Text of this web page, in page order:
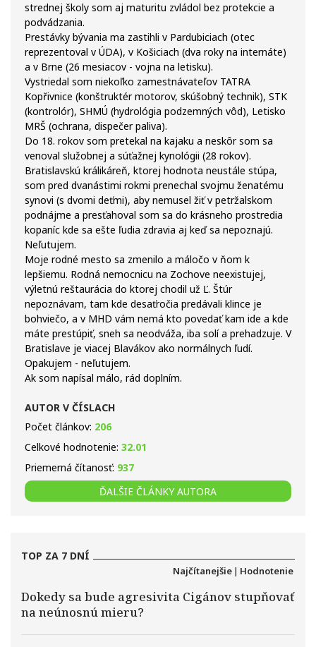
strednej školy som aj maturitu zvládol bez protekcie a
podvádzania.
Prestávky bývania ma zastihli v Pardubiciach (otec
reprezentoval v ÚDA), v Košiciach (dva roky na internáte)
a v Brne (26 mesiacov - vojna na letisku).
Vystriedal som niekoľko zamestnávateľov TATRA
Kopřivnice (konštruktér motorov, skúšobný technik), STK
(kontrolór), SHMÚ (hydrológia podzemných vôd), Letisko
MRŠ (ochrana, dispečer paliva).
Do 18. rokov som pretekal na kajaku a neskôr som sa
venoval služobnej a súťažnej kynológii (28 rokov).
Bratislavskú králikáreň, ktorej hodnota neustále stúpa,
som pred dvanástimi rokmi prenechal svojmu ženatému
synovi (s dvomi deťmi), aby nemusel žiť v petržalskom
podnájme a presťahoval som sa do krásneho prostredia
kopaníc kde sa ešte ľudia zdravia aj keď sa nepoznajú.
Neľutujem.
Moje rodné mesto sa zmenilo a máločo v ňom k
lepšiemu. Rodná nemocnicu na Zochove neexistujej,
výletnú reštaurácia do ktorej chodil už Ľ. Štúr
nepoznávam, tam kde desaťročia predávali klince je
bohviečo, a v MHD vám nemá kto povedať kam ide a kde
máte prestúpiť, sneh sa neodváža, iba solí a prehadzuje. V
Bratislave je viacej Blavákov ako normálnych ľudí.
Opakujem - neľutujem.
Ak som napísal málo, rád doplním.
AUTOR V ČÍSLACH
Počet článkov: 206
Celkové hodnotenie: 32.01
Priemerná čítanosť: 937
ĎALŠIE ČLÁNKY AUTORA
TOP ZA 7 DNÍ
Najčítanejšie | Hodnotenie
Dokedy sa bude agresivita Cigánov stupňovať
na neúnosnú mieru?